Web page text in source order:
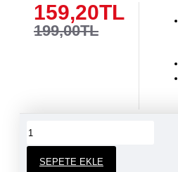
159,20TL
199,00TL
SEPETE EKLE
ÜRÜN YORUMLARI